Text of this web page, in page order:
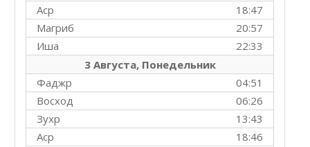
18:47
Аср
20:57
Магриб
22:33
Иша
3 Августа, Понедельник
04:51
Фаджр
06:26
Восход
13:43
Зухр
18:46
Аср